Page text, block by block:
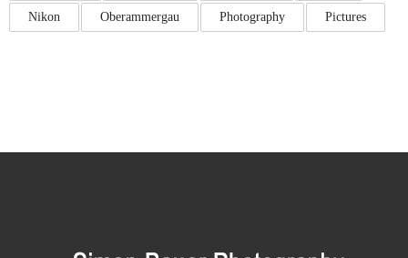
Nikon Oberammergau Photography Pictures